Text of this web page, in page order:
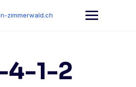
zimmerwald.ch
4-1-2